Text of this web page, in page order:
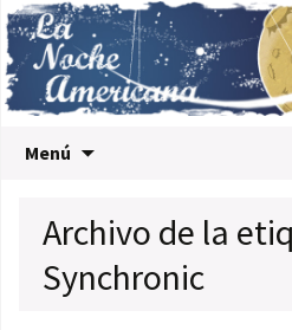
Menú
Archivo de la
Synchronic